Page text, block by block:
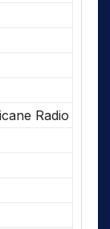
Radio